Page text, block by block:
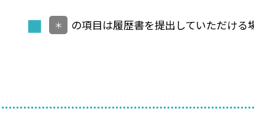
■ ＊ の項目は履歴書を提出していただける